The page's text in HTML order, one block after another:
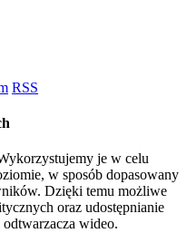
RSS
je w celu
w sposób dopasowany
Dzięki temu możliwe
oraz udostępnianie
wideo.